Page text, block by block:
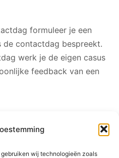
wij technologieën zoals
formuleer je een
de contactdag bespreekt.
werk je de eigen casus
feedback van een